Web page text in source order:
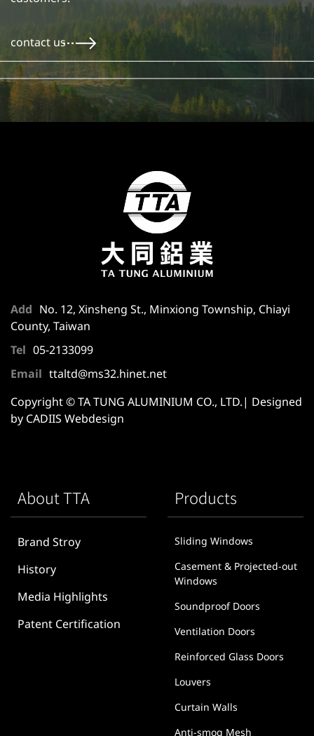
contact us
Add
No. 12, Xinsheng St., Minxiong Township, Chiayi
County, Taiwan
Tel
05-2133099
Email
ttaltd@ms32.hinet.net
Copyright © TA TUNG ALUMINIUM CO., LTD.| Designed
by CADIIS Webdesign
About TTA
Brand Stroy
History
Media Highlights
Patent Certification
Products
Sliding Windows
Casement & Projected-out
Windows
Soundproof Doors
Ventilation Doors
Reinforced Glass Doors
Louvers
Curtain Walls
Anti-smog Mesh